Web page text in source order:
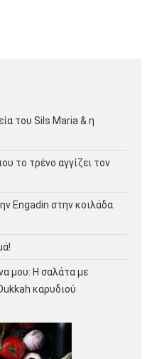
του Sils Maria & η
το τρένο αγγίζει τον
Engadin στην κοιλάδα
μου: Η σαλάτα με
καρυδιού